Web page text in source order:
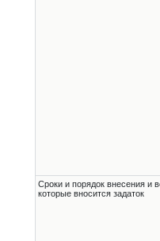
Сроки и порядок внесения и
которые вносится задаток